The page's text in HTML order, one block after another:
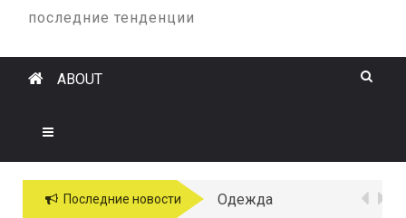
последние тенденции
ABOUT
Последние новости
Одежда